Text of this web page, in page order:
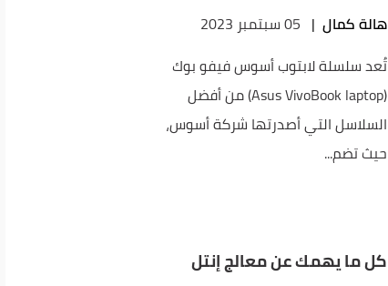
هالة كمال | 05 سبتمبر 2023
تُعد سلسلة لابتوب أسوس فيفو بوك
(Asus VivoBook laptop) من أفضل
السلاسل التي أصدرتها شركة أسوس،
حيث تضم...
كل ما يهمك عن معالج إنتل